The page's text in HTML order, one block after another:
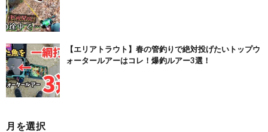
【エリアトラウト】春の管釣りで絶対投げたいトップウ
ォータールアーはコレ！爆釣ルアー3選！
月を選択